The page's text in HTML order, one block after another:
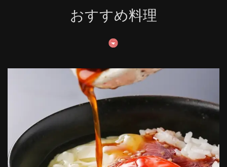
おすすめ料理